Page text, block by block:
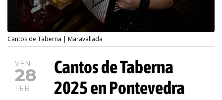
Cantos de Taberna | Maravallada
VEN
28
FEB
Cantos de Taberna
2025 en Pontevedra